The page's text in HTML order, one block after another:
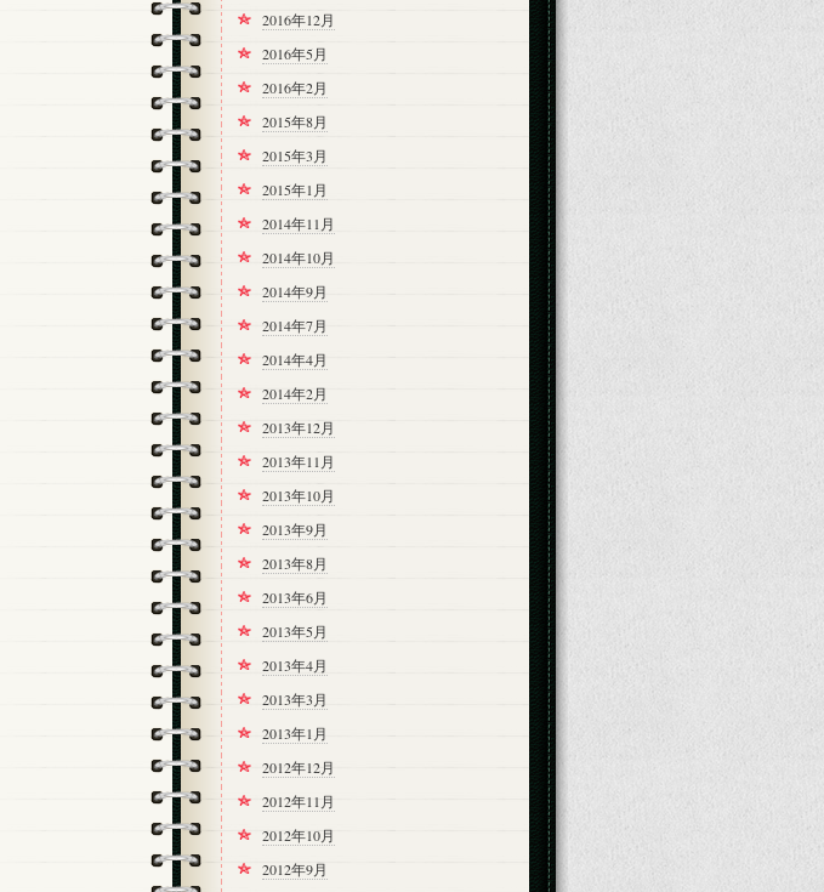
2016年12月
2016年5月
2016年2月
2015年8月
2015年3月
2015年1月
2014年11月
2014年10月
2014年9月
2014年7月
2014年4月
2014年2月
2013年12月
2013年11月
2013年10月
2013年9月
2013年8月
2013年6月
2013年5月
2013年4月
2013年3月
2013年1月
2012年12月
2012年11月
2012年10月
2012年9月